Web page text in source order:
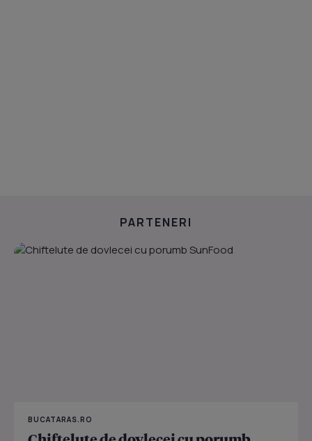
PARTENERI
BUCATARAS.RO